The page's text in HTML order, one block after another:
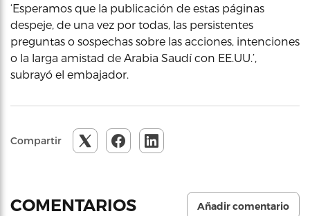
‘Esperamos que la publicación de estas páginas
despeje, de una vez por todas, las persistentes
preguntas o sospechas sobre las acciones, intenciones
o la larga amistad de Arabia Saudí con EE.UU.’,
subrayó el embajador.
Compartir
COMENTARIOS Añadir comentario